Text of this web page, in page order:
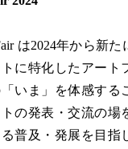
は2024年から新
に特化したアート
いま」を体感する
の発表・交流の場
普及・発展を目指